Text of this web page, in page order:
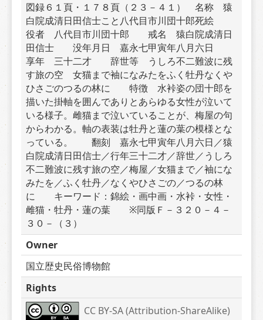
図録６１頁・１７８頁（２３－４１）　名称　猿
白院成清日田信士こと八代目市川団十郎死絵
役者　八代目市川団十郎　　戒名　猿白院成清日
田信士　　没年月日　嘉永七甲寅年八月六日
享年　三十二才　　辞世等　うしろ不二難波に残
す旅の空　女猫まで袖になみたをふく牡丹なくや
ひさごのつるの林に　　特徴　水裃姿の団十郎を
描いた掛軸を囲んでありとあらゆる女性が泣いて
いる様子。雌猫まで泣いていることが、梅屋の句
からわかる。軸の表装は牡丹と蓮の葉の模様とな
っている。　　翻刻　嘉永七甲寅年八月六日／猿
白院成清日田信士／行年三十二才／辞世／うしろ
不二難波に残す旅の空／梅屋／女猫まで／袖にな
みたを／ふく牡丹／なくやひさごの／つるの林
に　　キーワード：錦絵・画中画・水裃・女性・
雌猫・牡丹・蓮の葉　　※同版Ｆ－３２０－４－
３０－（３）
Owner
国立歴史民俗博物館
Rights
CC BY-SA (Attribution-ShareAlike)